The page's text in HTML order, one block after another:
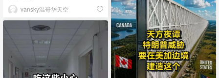
vansky温哥华天空